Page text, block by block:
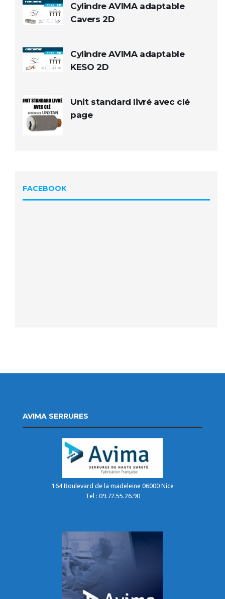
Cylindre AVIMA adaptable
Cavers 2D
Cylindre AVIMA adaptable
KESO 2D
Unit standard livré avec clé
page
FACEBOOK
AVIMA SERRURES
164 Boulevard de la madeleine 06000 Nice
Tel : 09.72.55.26.90